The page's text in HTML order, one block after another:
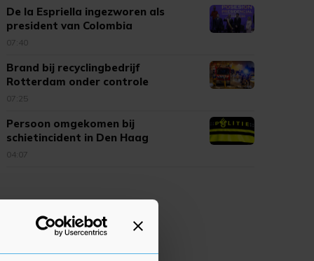
De la Espriella ingezworen als
president van Colombia
07:40
Brand bij recyclingbedrijf
Rotterdam onder controle
07:25
Persoon omgekomen bij
schietincident in Den Haag
04:07